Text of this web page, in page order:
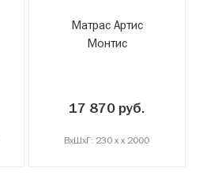
Матрас Артис
Монтис
17 870 руб.
ВxШxГ: 230 x x 2000